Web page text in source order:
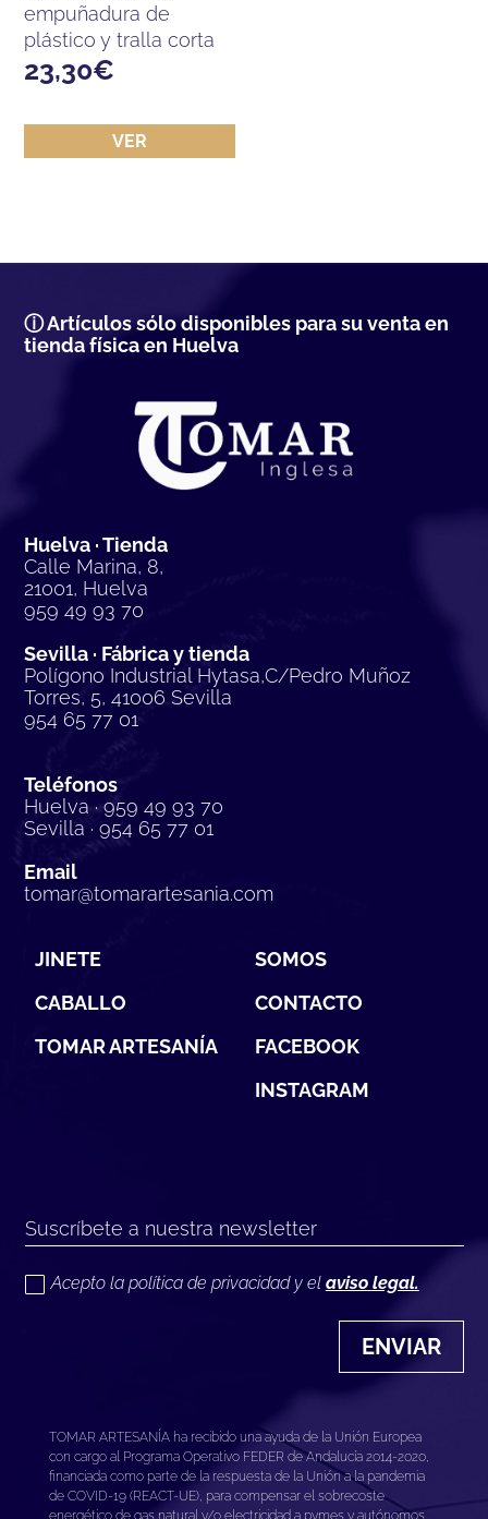
empuñadura de
plástico y tralla corta
23,30€
VER
ⓘ Artículos sólo disponibles para su venta en
tienda física en Huelva
Huelva · Tienda
Calle Marina, 8,
21001, Huelva
959 49 93 70
Sevilla · Fábrica y tienda
Polígono Industrial Hytasa,C/Pedro Muñoz
Torres, 5, 41006 Sevilla
954 65 77 01
Teléfonos
Huelva · 959 49 93 70
Sevilla · 954 65 77 01
Email
tomar@tomarartesania.com
JINETE
CABALLO
TOMAR ARTESANÍA
SOMOS
CONTACTO
FACEBOOK
INSTAGRAM
Acepto la política de privacidad y el aviso legal.
ENVIAR
TOMAR ARTESANÍA ha recibido una ayuda de la Unión Europea
con cargo al Programa Operativo FEDER de Andalucía 2014-2020,
financiada como parte de la respuesta de la Unión a la pandemia
de COVID-19 (REACT-UE), para compensar el sobrecoste
energético de gas natural y/o electricidad a pymes y autónomos